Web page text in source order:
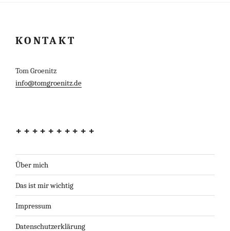
KONTAKT
Tom Groenitz
info@tomgroenitz.de
++++++++++
Über mich
Das ist mir wichtig
Impressum
Datenschutzerklärung